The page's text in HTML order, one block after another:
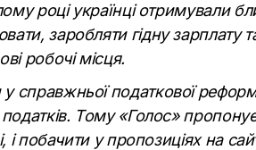
році українці отримували
заробляти гідну
робочі місця.
справжньої податкової
податків. Тому «Голос»
і побачити у пропозиціях на